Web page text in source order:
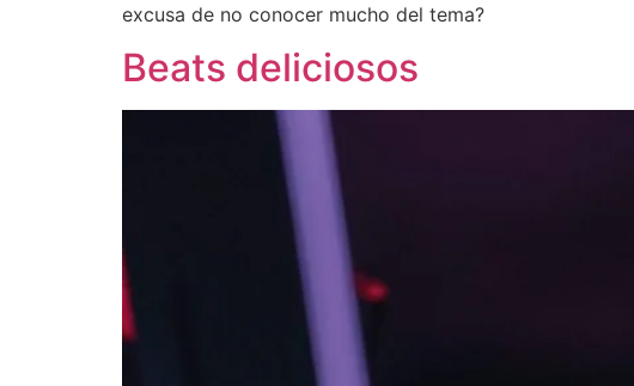
excusa de no conocer mucho del tema?
Beats deliciosos